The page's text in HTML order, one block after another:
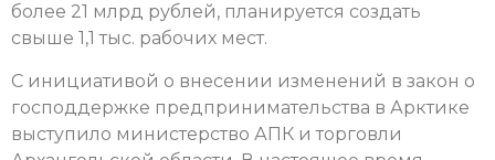
более 21 млрд рублей, планируется создать
свыше 1,1 тыс. рабочих мест.
С инициативой о внесении изменений в закон о
господдержке предпринимательства в Арктике
выступило министерство АПК и торговли